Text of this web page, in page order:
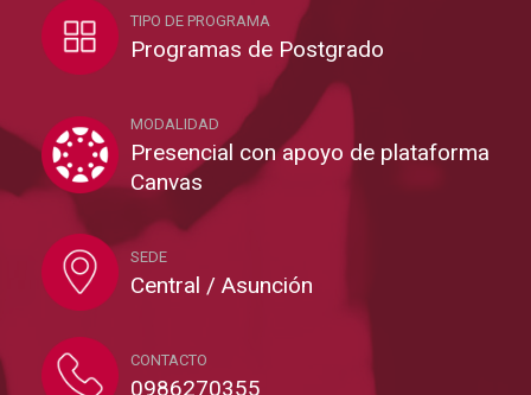
TIPO DE PROGRAMA
Programas de Postgrado
MODALIDAD
Presencial con apoyo de plataforma
Canvas
SEDE
Central / Asunción
CONTACTO
0986270355